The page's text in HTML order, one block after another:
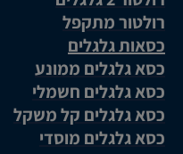
רולטור מתקפל
כסאות גלגלים
כסא גלגלים ממונע
כסא גלגלים חשמלי
כסא גלגלים קל משקל
כסא גלגלים מוסדי